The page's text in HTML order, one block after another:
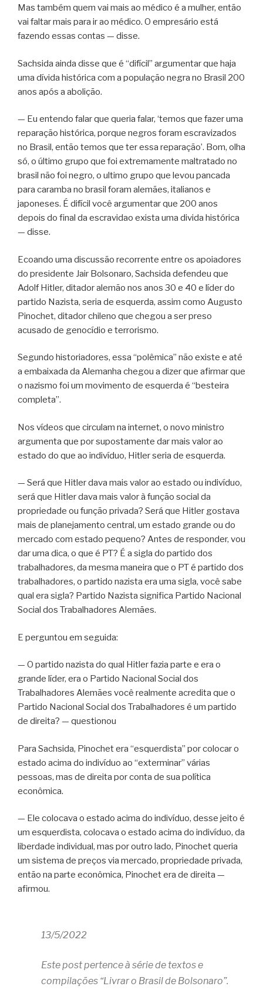
Mas também quem vai mais ao médico é a mulher, então
vai faltar mais para ir ao médico. O empresário está
fazendo essas contas — disse.
Sachsida ainda disse que é “difícil” argumentar que haja
uma dívida histórica com a população negra no Brasil 200
anos após a abolição.
— Eu entendo falar que queria falar, ‘temos que fazer uma
reparação histórica, porque negros foram escravizados
no Brasil, então temos que ter essa reparação’. Bom, olha
só, o último grupo que foi extremamente maltratado no
brasil não foi negro, o ultimo grupo que levou pancada
para caramba no brasil foram alemães, italianos e
japoneses. É difícil você argumentar que 200 anos
depois do final da escravidao exista uma divida histórica
— disse.
Ecoando uma discussão recorrente entre os apoiadores
do presidente Jair Bolsonaro, Sachsida defendeu que
Adolf Hitler, ditador alemão nos anos 30 e 40 e líder do
partido Nazista, seria de esquerda, assim como Augusto
Pinochet, ditador chileno que chegou a ser preso
acusado de genocídio e terrorismo.
Segundo historiadores, essa “polêmica” não existe e até
a embaixada da Alemanha chegou a dizer que afirmar que
o nazismo foi um movimento de esquerda é “besteira
completa”.
Nos vídeos que circulam na internet, o novo ministro
argumenta que por supostamente dar mais valor ao
estado do que ao indivíduo, Hitler seria de esquerda.
— Será que Hitler dava mais valor ao estado ou indivíduo,
será que Hitler dava mais valor à função social da
propriedade ou função privada? Será que Hitler gostava
mais de planejamento central, um estado grande ou do
mercado com estado pequeno? Antes de responder, vou
dar uma dica, o que é PT? É a sigla do partido dos
trabalhadores, da mesma maneira que o PT é partido dos
trabalhadores, o partido nazista era uma sigla, você sabe
qual era sigla? Partido Nazista significa Partido Nacional
Social dos Trabalhadores Alemães.
E perguntou em seguida:
— O partido nazista do qual Hitler fazia parte e era o
grande líder, era o Partido Nacional Social dos
Trabalhadores Alemães você realmente acredita que o
Partido Nacional Social dos Trabalhadores é um partido
de direita? — questionou
Para Sachsida, Pinochet era “esquerdista” por colocar o
estado acima do indivíduo ao “exterminar” várias
pessoas, mas de direita por conta de sua política
econômica.
— Ele colocava o estado acima do indivíduo, desse jeito é
um esquerdista, colocava o estado acima do indivíduo, da
liberdade individual, mas por outro lado, Pinochet queria
um sistema de preços via mercado, propriedade privada,
então na parte econômica, Pinochet era de direita —
afirmou.
13/5/2022
Este post pertence à série de textos e
compilações “Livrar o Brasil de Bolsonaro”.